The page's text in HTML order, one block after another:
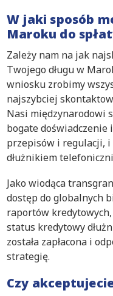
W jaki sposób
Maroku do
Zależy nam na jak
Twojego długu w
wniosku zrobimy
najszybciej
Nasi międzynarodowi
bogate
przepisów i regulacji,
dłużnikiem
Jako wiodąca
dostęp do globalnych
raportów
status kredytowy
została zapłacona i
strategię.
Czy